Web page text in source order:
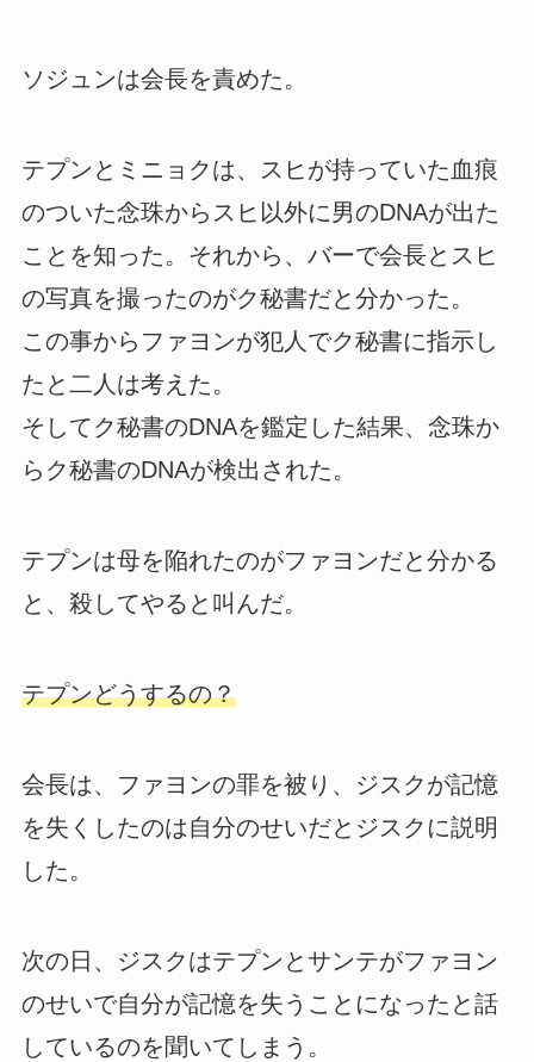
ソジュンは会長を責めた。
テプンとミニョクは、スヒが持っていた血痕
のついた念珠からスヒ以外に男のDNAが出た
ことを知った。それから、バーで会長とスヒ
の写真を撮ったのがク秘書だと分かった。
この事からファヨンが犯人でク秘書に指示し
たと二人は考えた。
そしてク秘書のDNAを鑑定した結果、念珠か
らク秘書のDNAが検出された。
テプンは母を陥れたのがファヨンだと分かる
と、殺してやると叫んだ。
テプンどうするの？
会長は、ファヨンの罪を被り、ジスクが記憶
を失くしたのは自分のせいだとジスクに説明
した。
次の日、ジスクはテプンとサンテがファヨン
のせいで自分が記憶を失うことになったと話
しているのを聞いてしまう。